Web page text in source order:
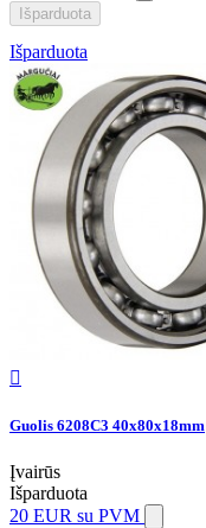
Išparduota
Išparduota

Guolis 6208C3 40x80x18mm
Įvairūs
Išparduota
20 EUR su PVM